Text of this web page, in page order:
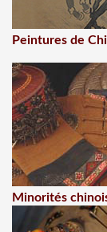
Peintures de
Minorités